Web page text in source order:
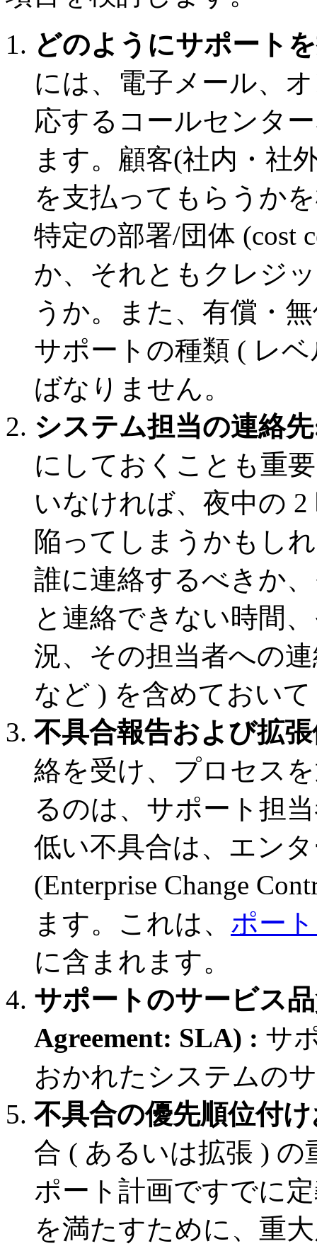
どのようにサポート
には、電子メール、
応するコールセンタ
ます。顧客(社内・社
を支払ってもらうか
特定の部署/団体 (cost
か、それともクレジ
うか。また、有償・
サポートの種類 ( レ
ばなりません。
システム担当の連絡
にしておくことも重
いなければ、夜中の
陥ってしまうかもし
誰に連絡するべきか
と連絡できない時間
況、その担当者への
など ) を含めておい
不具合報告および拡
絡を受け、プロセス
るのは、サポート担
低い不具合は、エン
(Enterprise Change
ます。これは、 ポー
に含まれます。
サポートのサービス
Agreement: SLA) : サ
おかれたシステムの
不具合の優先順位付
合 ( あるいは拡張 )
ポート計画ですでに
を満たすために、重